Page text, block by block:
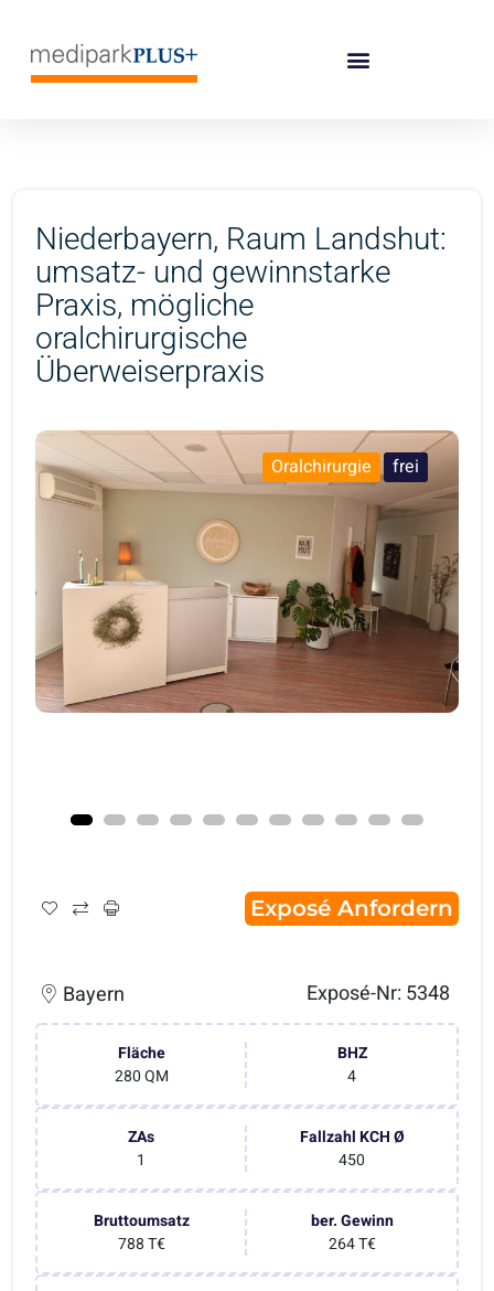
Niederbayern, Raum Landshut:
umsatz- und gewinnstarke
Praxis, mögliche
oralchirurgische
Überweiserpraxis
Oralchirurgie frei
Exposé Anfordern
Bayern Exposé-Nr: 5348
Fläche
280 QM
BHZ
4
ZAs
1
Fallzahl KCH Ø
450
Bruttoumsatz
788 T€
ber. Gewinn
264 T€